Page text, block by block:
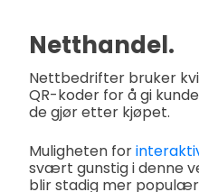
Netthandel.
Nettbedrifter bruker
QR-koder for å gi
de gjør etter kjøpet.
Muligheten for
svært gunstig i denne
blir stadig mer